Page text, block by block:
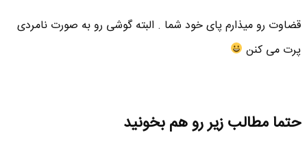
قضاوت رو میذارم پای خود شما . البته گوشی رو به صورت نامردی
پرت می کنن
حتما مطالب زیر رو هم بخونید